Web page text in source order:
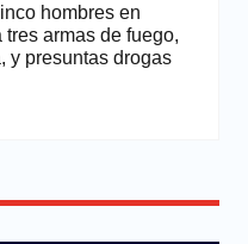
hombres en
armas de fuego,
y presuntas drogas